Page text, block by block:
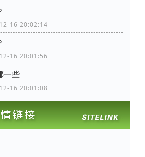
16 20:02:14
16 20:01:56
一些
16 20:01:08